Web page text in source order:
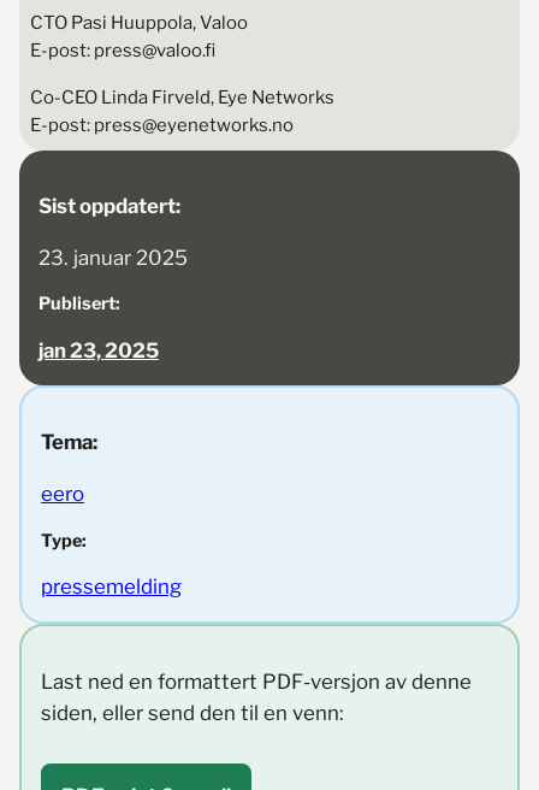
CTO Pasi Huuppola, Valoo
E-post: press@valoo.fi
Co-CEO Linda Firveld, Eye Networks
E-post: press@eyenetworks.no
Sist oppdatert:
23. januar 2025
Publisert:
jan 23, 2025
Tema:
eero
Type:
pressemelding
Last ned en formattert PDF-versjon av denne
siden, eller send den til en venn: